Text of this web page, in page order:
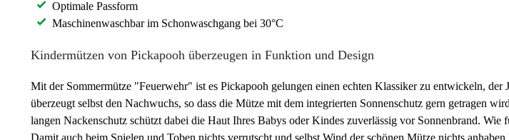
Optimale Passform
Maschinenwaschbar im Schonwaschgang bei 30°C
Kindermützen von Pickapooh überzeugen in Funktion und Design
Mit der Sommermütze "Feuerwehr" ist es Pickapooh gelungen einen echten Klassiker zu entwickeln,
überzeugt selbst den Nachwuchs, so dass die Mütze mit dem integrierten Sonnenschutz gern getragen
langen Nackenschutz schützt dabei die Haut Ihres Babys oder Kindes zuverlässig vor Sonnenbrand.
Damit auch beim Spielen und Toben nichts verrutscht und selbst Wind der schönen Mütze nichts